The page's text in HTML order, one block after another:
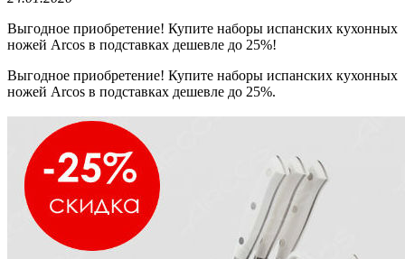
Выгодное приобретение! Купите наборы испанских кухонных
ножей Arcos в подставках дешевле до 25%!
Выгодное приобретение! Купите наборы испанских кухонных
ножей Arcos в подставках дешевле до 25%.